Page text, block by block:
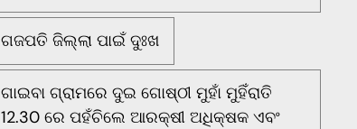
ଗଜପତି ଜିଲ୍ଲା ପାଇଁ ଦୁଃଖ
ଗାଇବା ଗ୍ରାମରେ ଦୁଇ ଗୋଷ୍ଠୀ ମୁହାଁ ମୁହିଁରାତି
12.30 ରେ ପହଁଚିଲେ ଆରକ୍ଷୀ ଅଧିକ୍ଷକ ଏବଂ